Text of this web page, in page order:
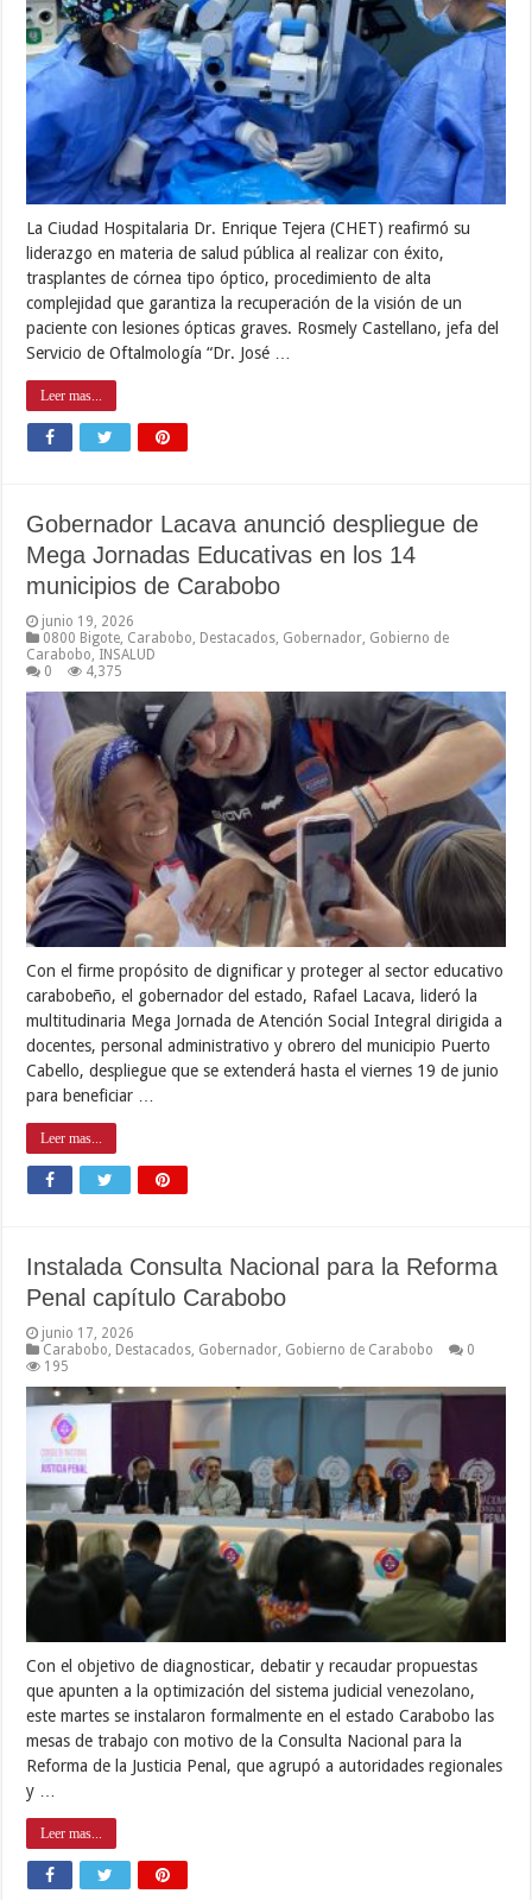
La Ciudad Hospitalaria Dr. Enrique Tejera (CHET) reafirmó su
liderazgo en materia de salud pública al realizar con éxito,
trasplantes de córnea tipo óptico, procedimiento de alta
complejidad que garantiza la recuperación de la visión de un
paciente con lesiones ópticas graves. Rosmely Castellano, jefa del
Servicio de Oftalmología “Dr. José …
Leer mas...
Gobernador Lacava anunció despliegue de
Mega Jornadas Educativas en los 14
municipios de Carabobo
junio 19, 2026
0800 Bigote, Carabobo, Destacados, Gobernador, Gobierno de
Carabobo, INSALUD
0
4,375
Con el firme propósito de dignificar y proteger al sector educativo
carabobeño, el gobernador del estado, Rafael Lacava, lideró la
multitudinaria Mega Jornada de Atención Social Integral dirigida a
docentes, personal administrativo y obrero del municipio Puerto
Cabello, despliegue que se extenderá hasta el viernes 19 de junio
para beneficiar …
Leer mas...
Instalada Consulta Nacional para la Reforma
Penal capítulo Carabobo
junio 17, 2026
Carabobo, Destacados, Gobernador, Gobierno de Carabobo
0
195
Con el objetivo de diagnosticar, debatir y recaudar propuestas
que apunten a la optimización del sistema judicial venezolano,
este martes se instalaron formalmente en el estado Carabobo las
mesas de trabajo con motivo de la Consulta Nacional para la
Reforma de la Justicia Penal, que agrupó a autoridades regionales
y …
Leer mas...